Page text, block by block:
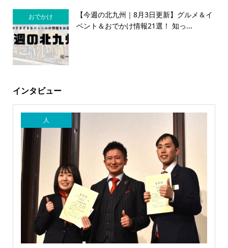
おでかけ
【今週の北九州｜8月3日更新】グルメ＆イ
ベント＆おでかけ情報21選！ 知っ...
インタビュー
人